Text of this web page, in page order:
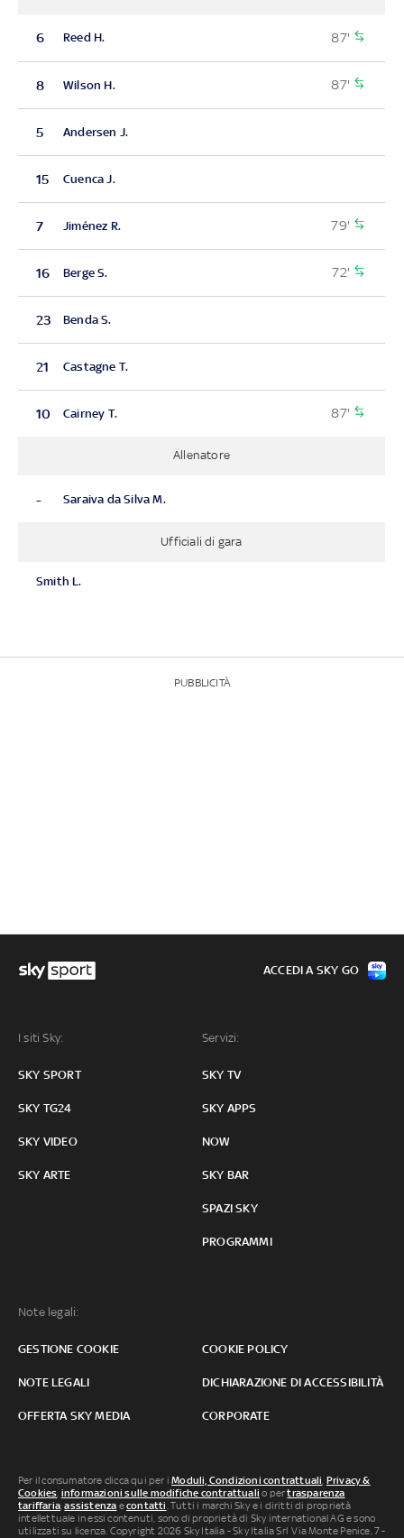
6 Reed H. 87'
8 Wilson H. 87'
5 Andersen J.
15 Cuenca J.
7 Jiménez R. 79'
16 Berge S. 72'
23 Benda S.
21 Castagne T.
10 Cairney T. 87'
Allenatore
- Saraiva da Silva M.
Ufficiali di gara
Smith L.
PUBBLICITÀ
I siti Sky:
SKY SPORT
SKY TG24
SKY VIDEO
SKY ARTE
Servizi:
SKY TV
SKY APPS
NOW
SKY BAR
SPAZI SKY
PROGRAMMI
Note legali:
GESTIONE COOKIE COOKIE POLICY
NOTE LEGALI DICHIARAZIONE DI ACCESSIBILITÀ
OFFERTA SKY MEDIA CORPORATE
ACCEDI A SKY GO
Per il consumatore clicca qui per iModuli, Condizioni contrattuali Privacy &
Cookies informazioni sulle modifiche contrattuali o pertrasparenza
tariffaria ,assistenza econtatti . Tutti i marchi Sky e i diritti di proprietà
intellettuale in essi contenuti, sono di proprietà di Sky international AG e sono
utilizzati su licenza. Copyright 2026 Sky Italia - Sky Italia Srl Via Monte Penice, 7 -